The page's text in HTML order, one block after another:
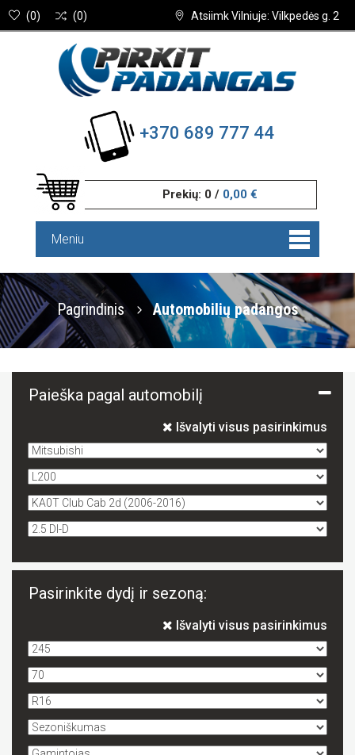
Atsiimk Vilniuje: Vilkpedės g. 2
(0) (0)
+370 689 777 44
Prekių: 0 / 0,00 €
Meniu
Pagrindinis Automobilių padangos
Paieška pagal automobilį
Išvalyti visus pasirinkimus
Pasirinkite dydį ir sezoną:
Išvalyti visus pasirinkimus